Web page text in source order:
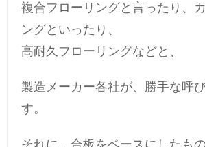
複合フローリングと言ったり、
ングといったり、
高耐久フローリングなどと、
製造メーカー各社が、勝手な呼
す。